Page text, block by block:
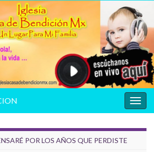
la
POR LOS AÑOS QUE PERDISTE